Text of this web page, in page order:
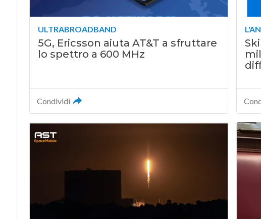
ULTRABROADBAND
5G, Ericsson aiuta AT&T a sfruttare
lo spettro a 600 MHz
Condividi